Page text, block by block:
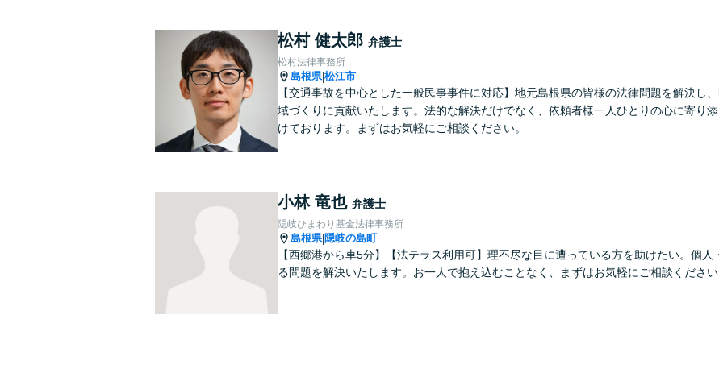
松村 健太郎 弁護士
松村法律事務所
島根県|松江市
【交通事故を中心とした一般民事事件に対応】地元島根県の皆様の法律問題を解決し
域づくりに貢献いたします。法的な解決だけでなく、依頼者様一人ひとりの心に寄り
けております。まずはお気軽にご相談ください。
小林 竜也 弁護士
隠岐ひまわり基金法律事務所
島根県|隠岐の島町
【西郷港から車5分】【法テラス利用可】理不尽な目に遭っている方を助けたい。個人
る問題を解決いたします。お一人で抱え込むことなく、まずはお気軽にご相談ください